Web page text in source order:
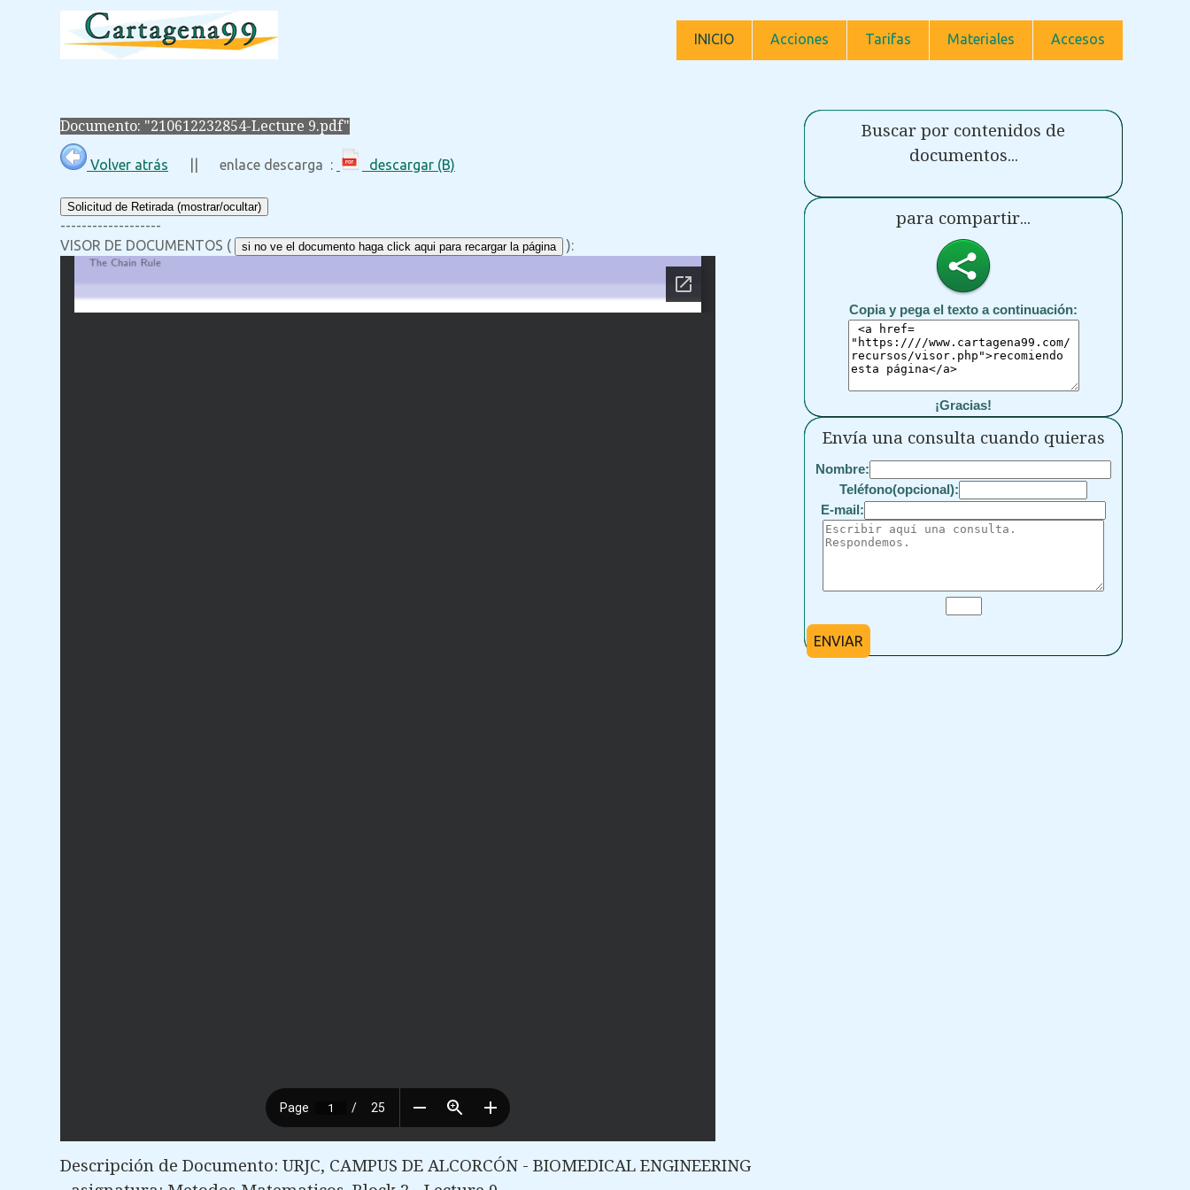
INICIO Acciones Tarifas Materiales Accesos
Documento: "210612232854-Lecture 9.pdf"
Volver atrás || enlace descarga : descargar (B)
Solicitud de Retirada (mostrar/ocultar)
-------------------
VISOR DE DOCUMENTOS (
si no ve el documento haga click aqui para recargar la página ):
Descripción de Documento: URJC, CAMPUS DE ALCORCÓN - BIOMEDICAL ENGINEERING
Buscar por contenidos de
documentos...
para compartir...
Copia y pega el texto a continuación:
¡Gracias!
Envía una consulta cuando quieras
Nombre:
Teléfono(opcional):
E-mail:
ENVIAR